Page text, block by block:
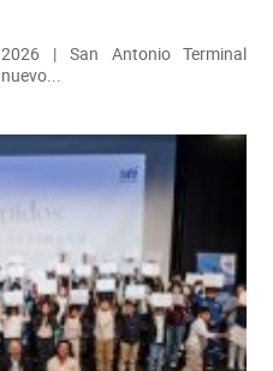
| San Antonio Terminal